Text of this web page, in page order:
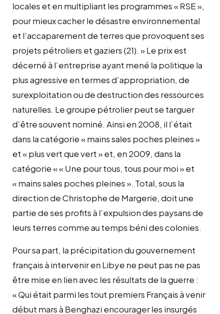
locales et en multipliant les programmes « RSE »,
pour mieux cacher le désastre environnemental
et l’accaparement de terres que provoquent ses
projets pétroliers et gaziers (21). » Le prix est
décerné à l’entreprise ayant mené la politique la
plus agressive en termes d’appropriation, de
surexploitation ou de destruction des ressources
naturelles. Le groupe pétrolier peut se targuer
d’être souvent nominé. Ainsi en 2008, il l’était
dans la catégorie « mains sales poches pleines »
et « plus vert que vert » et, en 2009, dans la
catégorie « « Une pour tous, tous pour moi » et
« mains sales poches pleines ». Total, sous la
direction de Christophe de Margerie, doit une
partie de ses profits à l’expulsion des paysans de
leurs terres comme au temps béni des colonies.
Pour sa part, la précipitation du gouvernement
français à intervenir en Libye ne peut pas ne pas
être mise en lien avec les résultats de la guerre :
« Qui était parmi les tout premiers Français à venir
début mars à Benghazi encourager les insurgés